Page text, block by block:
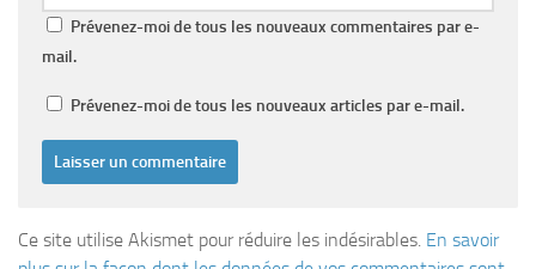
Prévenez-moi de tous les nouveaux commentaires par e-
mail.
Prévenez-moi de tous les nouveaux articles par e-mail.
Ce site utilise Akismet pour réduire les indésirables. En savoir